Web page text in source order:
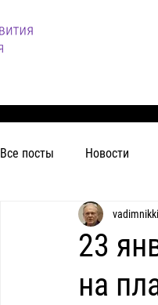
Все посты Новости
Технологии
23
на